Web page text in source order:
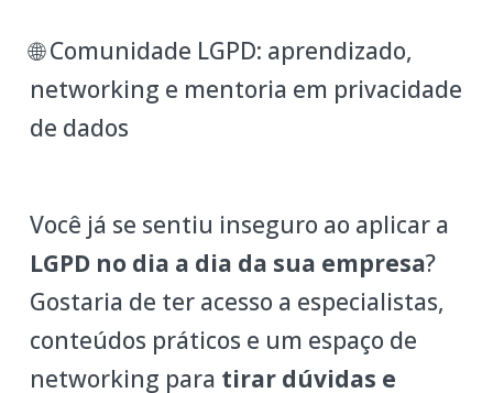
🌐 Comunidade LGPD: aprendizado,
networking e mentoria em privacidade
de dados
Você já se sentiu inseguro ao aplicar a
LGPD no dia a dia da sua empresa?
Gostaria de ter acesso a especialistas,
conteúdos práticos e um espaço de
networking para tirar dúvidas e